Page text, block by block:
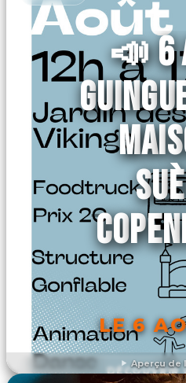
Aperçu de
📣 6
LE 6
DÉCOUVRIR